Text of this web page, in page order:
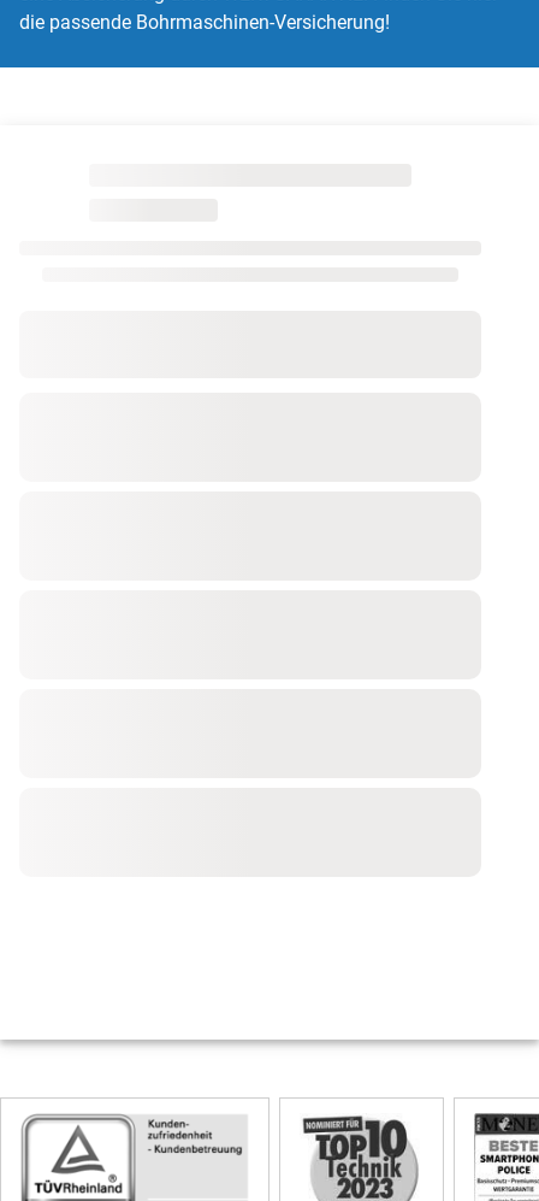
die passende Bohrmaschinen-Versicherung!
Skip
Siegel